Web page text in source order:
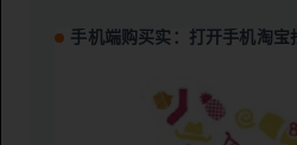
手机端购买实：打开手机淘宝